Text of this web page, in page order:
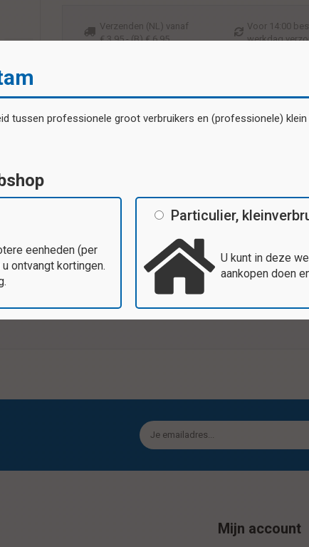
Verzenden (NL) vanaf
€ 3,95 - (B) € 6,95
Voor 14:00
werkdag
en diverse vormen,
Specificaties
Mijn account
tussen professionele groot verbruikers en (professionele)
eenheden (per
ontvangt kortingen.
Particulier,
U kunt in deze
aankopen doen